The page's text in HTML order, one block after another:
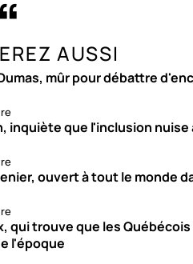
AUSSI
mûr pour débattre
inquiète que l'inclusion
ouvert à tout le monde
qui trouve que les
l'époque